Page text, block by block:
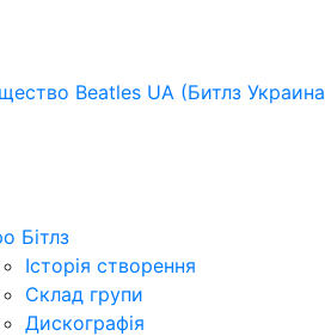
Бітлз
Історія створення
Склад групи
Дискографія